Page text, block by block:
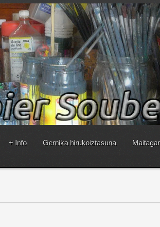
+ Info Gernika hirukoiztasuna